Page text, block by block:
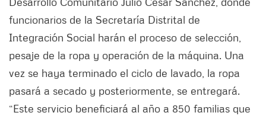
funcionarios de la Secretaría Distrital de
Integración Social harán el proceso de selección,
pesaje de la ropa y operación de la máquina. Una
vez se haya terminado el ciclo de lavado, la ropa
pasará a secado y posteriormente, se entregará.
“Este servicio beneficiará al año a 850 familias que